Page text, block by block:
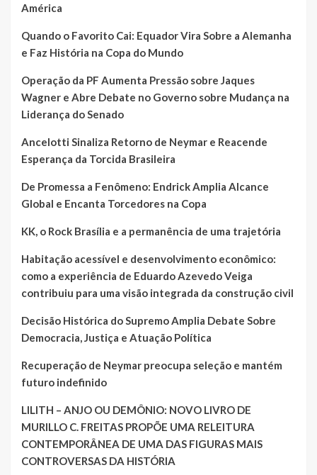
América
Quando o Favorito Cai: Equador Vira Sobre a Alemanha
e Faz História na Copa do Mundo
Operação da PF Aumenta Pressão sobre Jaques
Wagner e Abre Debate no Governo sobre Mudança na
Liderança do Senado
Ancelotti Sinaliza Retorno de Neymar e Reacende
Esperança da Torcida Brasileira
De Promessa a Fenômeno: Endrick Amplia Alcance
Global e Encanta Torcedores na Copa
KK, o Rock Brasília e a permanência de uma trajetória
Habitação acessível e desenvolvimento econômico:
como a experiência de Eduardo Azevedo Veiga
contribuiu para uma visão integrada da construção civil
Decisão Histórica do Supremo Amplia Debate Sobre
Democracia, Justiça e Atuação Política
Recuperação de Neymar preocupa seleção e mantém
futuro indefinido
LILITH – ANJO OU DEMÔNIO: NOVO LIVRO DE
MURILLO C. FREITAS PROPÕE UMA RELEITURA
CONTEMPORÂNEA DE UMA DAS FIGURAS MAIS
CONTROVERSAS DA HISTÓRIA